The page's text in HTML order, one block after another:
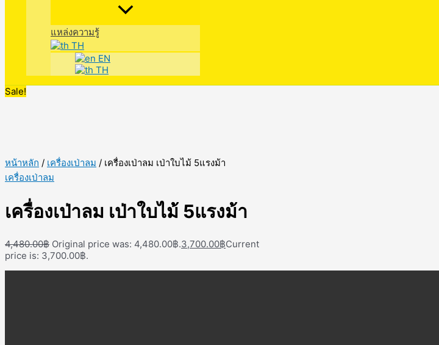
แหล่งความรู้
TH
EN
TH
Sale!
หน้าหลัก / เครื่องเป่าลม / เครื่องเป่าลม เป่าใบไม้ 5แรงม้า
เครื่องเป่าลม
เครื่องเป่าลม เป่าใบไม้ 5แรงม้า
4,480.00฿ Original price was: 4,480.00฿.3,700.00฿Current
price is: 3,700.00฿.